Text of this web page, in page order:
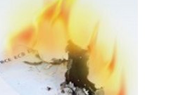
AL CARRELLO